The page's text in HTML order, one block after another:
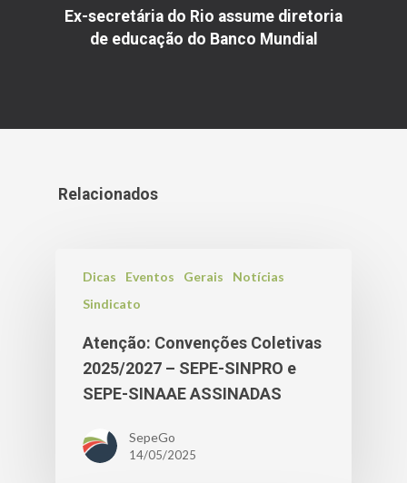
Ex-secretária do Rio assume diretoria
de educação do Banco Mundial
Relacionados
Dicas Eventos Gerais
Notícias
Sindicato
Atenção: Convenções Coletivas
2025/2027 – SEPE-SINPRO e
SEPE-SINAAE ASSINADAS
SepeGo
14/05/2025